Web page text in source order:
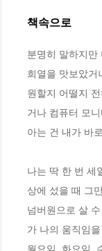
책속으로
분명히 말하지만
희열을 맛보았거
원할지 어떨지
거나 컴퓨터 모
아는 건 내가 바
나는 딱 한 번 세
상에 섰을 때 그
넘버원으로 살
가 나의 움직임
월요일, 화요일,